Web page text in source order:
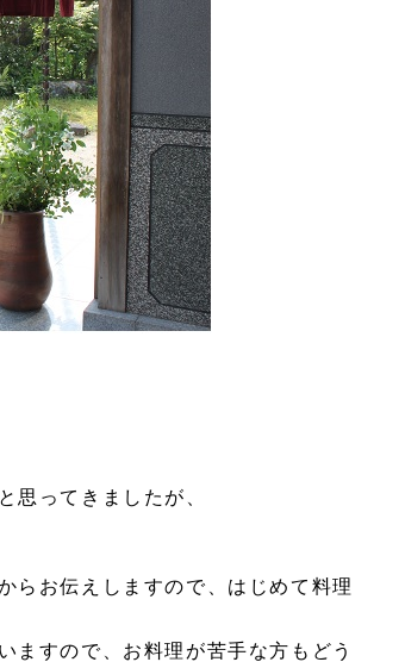
思ってきましたが、
らお伝えしますので、はじめて料理
ますので、お料理が苦手な方もどう